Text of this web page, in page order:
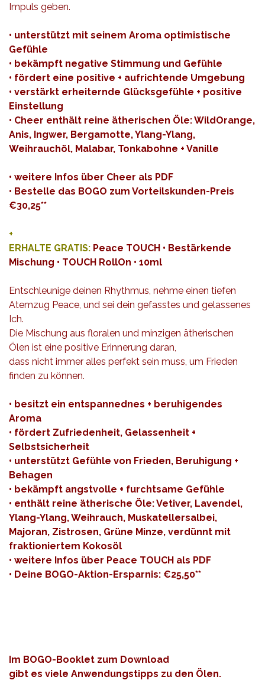
Impuls geben.
• unterstützt mit seinem Aroma optimistische
Gefühle
• bekämpft negative Stimmung und Gefühle
• fördert eine positive + aufrichtende Umgebung
• verstärkt erheiternde Glücksgefühle + positive
Einstellung
• Cheer enthält reine ätherischen Öle: WildOrange,
Anis, Ingwer, Bergamotte, Ylang-Ylang,
Weihrauchöl, Malabar, Tonkabohne + Vanille
• weitere Infos über Cheer als PDF
• Bestelle das BOGO zum Vorteilskunden-Preis
€30,25**
+
ERHALTE GRATIS: Peace TOUCH • Bestärkende
Mischung • TOUCH RollOn • 10ml
Entschleunige deinen Rhythmus, nehme einen tiefen
Atemzug Peace, und sei dein gefasstes und gelassenes
Ich.
Die Mischung aus floralen und minzigen ätherischen
Ölen ist eine positive Erinnerung daran,
dass nicht immer alles perfekt sein muss, um Frieden
finden zu können.
• besitzt ein entspannednes + beruhigendes
Aroma
• fördert Zufriedenheit, Gelassenheit +
Selbstsicherheit
• unterstützt Gefühle von Frieden, Beruhigung +
Behagen
• bekämpft angstvolle + furchtsame Gefühle
• enthält reine ätherische Öle: Vetiver, Lavendel,
Ylang-Ylang, Weihrauch, Muskatellersalbei,
Majoran, Zistrosen, Grüne Minze, verdünnt mit
fraktioniertem Kokosöl
• weitere Infos über Peace TOUCH als PDF
• Deine BOGO-Aktion-Ersparnis: €25,50**
Im BOGO-Booklet zum Download
gibt es viele Anwendungstipps zu den Ölen.